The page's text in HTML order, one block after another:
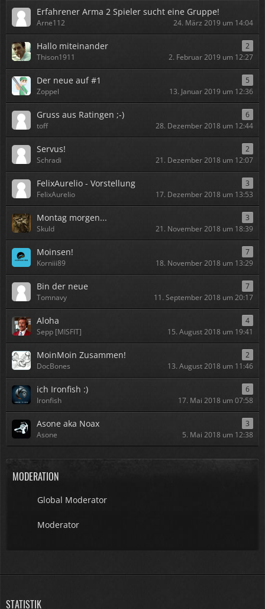
Erfahrener Arma 2 Spieler sucht eine Gruppe!
Arne112 24. März 2019 um 14:04
Hallo miteinander
2
Thison1911
2. Februar 2019 um 12:27
Der neue auf #1
5
Zoppel
13. Januar 2019 um 12:36
Gruss aus Ratingen ;-)
6
toff
28. Dezember 2018 um 12:44
Servus!
2
Schradi
21. Dezember 2018 um 12:07
FelixAurelio - Vorstellung
3
FelixAurelio
17. Dezember 2018 um 13:53
Montag morgen...
3
Skuld
21. November 2018 um 18:39
Moinsen!
7
Korniii89
18. November 2018 um 13:29
Bin der neue
7
Tomnavy
11. September 2018 um 20:17
Aloha
4
Sepp [MISFIT]
15. August 2018 um 19:41
MoinMoin Zusammen!
2
DocBones
13. August 2018 um 11:46
ich Ironfish :)
6
Ironfish
17. Mai 2018 um 07:58
Asone aka Noax
3
Asone
5. Mai 2018 um 12:38
MODERATION
Global Moderator
Moderator
STATISTIK